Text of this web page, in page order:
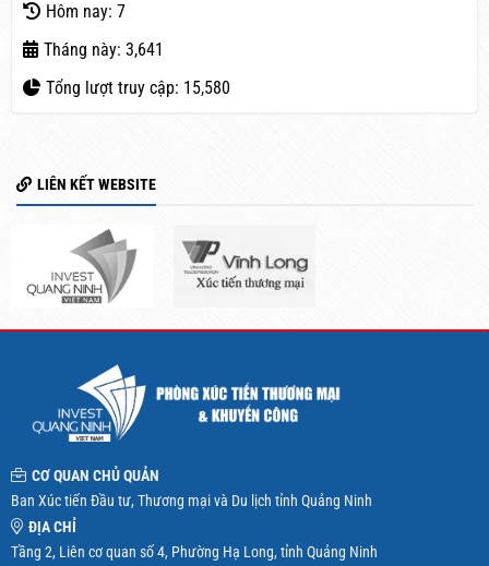
Hôm nay: 7
Tháng này: 3,641
Tổng lượt truy cập: 15,580
LIÊN KẾT WEBSITE
CƠ QUAN CHỦ QUẢN
Ban Xúc tiến Đầu tư, Thương mại và Du lịch tỉnh Quảng Ninh
ĐỊA CHỈ
Tầng 2, Liên cơ quan số 4, Phường Hạ Long, tỉnh Quảng Ninh